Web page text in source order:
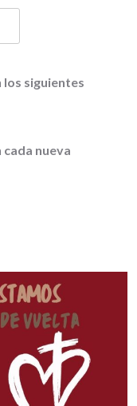
siguientes
nueva